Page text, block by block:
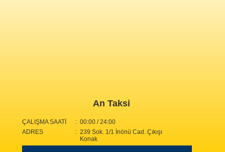
An Taksi
ÇALIŞMA SAATİ
: 00:00 / 24:00
ADRES
: 239 Sok. 1/1 İnönü Cad. Çıkışı
Konak